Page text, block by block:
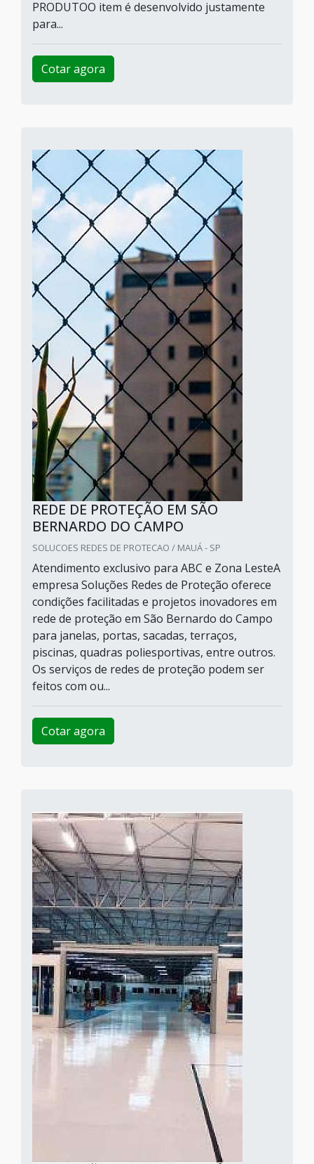
PRODUTOO item é desenvolvido justamente
para...
Cotar agora
REDE DE PROTEÇÃO EM SÃO
BERNARDO DO CAMPO
SOLUCOES REDES DE PROTECAO / MAUÁ - SP
Atendimento exclusivo para ABC e Zona LesteA
empresa Soluções Redes de Proteção oferece
condições facilitadas e projetos inovadores em
rede de proteção em São Bernardo do Campo
para janelas, portas, sacadas, terraços,
piscinas, quadras poliesportivas, entre outros.
Os serviços de redes de proteção podem ser
feitos com ou...
Cotar agora